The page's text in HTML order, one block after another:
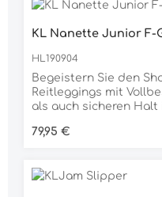
KL Nanette Junior F-
HL190904
Begeistern Sie den
Reitleggings mit
als auch sicheren
nicht nur Feuchtigkeit
Stretch sitzen
Regulärer Preis:
79,95 €